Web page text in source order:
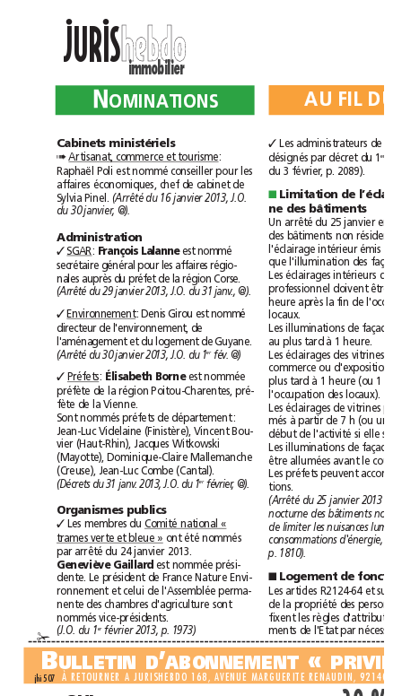
JURISh
he
eb
bd
do
o
immobilier
••
N
N O
O M
M N
N A
AT
TII O
O N
N S
S
Cabinets ministériels
➠ Artisanat, commerce et tourisme:
Raphaël Poli est nommé conseiller pour les
affaires économiques, chef de cabinet de
(Arrêté du 16janvier2013, J.O.
du 30janvier, @).
Administration
✓ SGAR François Lalanne est nommé
secrétaire général pour les affaires régio-
(Arrêté du 29janvier2013, J.O. du 31 janv., @).
✓ Environnement
: Denis Girou est nommé
directeur de l'environnement, de
l'aménagement et du logement de Guyane.
(Arrêté du 30janvier2013, J.O. du 1 er fév. @)
✓ Préfets Élisabeth Borne est nommée
préfète de la région Poitou-Charentes, pré-
fète de la Vienne.
Sont nommés préfets de département:
Jean-Luc Videlaine (Finistère), Vincent Bou-
vier (Haut-Rhin), Jacques Witkowski
(Mayotte), Dominique-Claire Mallemanche
(Creuse), Jean-Luc Combe (Cantal).
(Décrets du 31 janv. 2013, J.O. du 1 er février, @).
Organismes publics
✓
Les membres du Comité national «
trames verte et bleue »
ont été nommés
par arrêté du 24janvier2013.
Geneviève Gaillard
est nommée prési-
dente. Le président de France Nature Envi-
ronnement et celui de l'Assemblée perma-
nente des chambres d'agriculture sont
nommés vice-présidents.
(J.O. du 1 er février 2013, p.1973)
✓
désignés par décret du 1 er
du 3février, p.2089).
ne des bâtiments
locaux.
au plus tard à 1 heure.
l'occupation des locaux).
tions.
p.1810).
B ULLETIND’ ABONNEMENT «
jhi 507
✁
A
A U
U F
F D
D